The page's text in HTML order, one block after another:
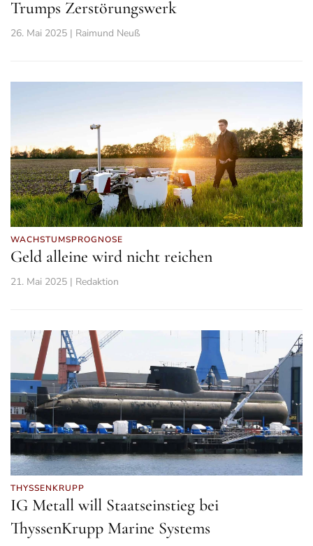
Trumps Zerstörungswerk
26. Mai 2025 | Raimund Neuß
WACHSTUMSPROGNOSE
Geld alleine wird nicht reichen
21. Mai 2025 | Redaktion
THYSSENKRUPP
IG Metall will Staatseinstieg bei
ThyssenKrupp Marine Systems